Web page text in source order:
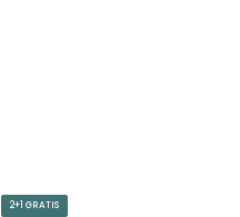
2+1 GRATIS